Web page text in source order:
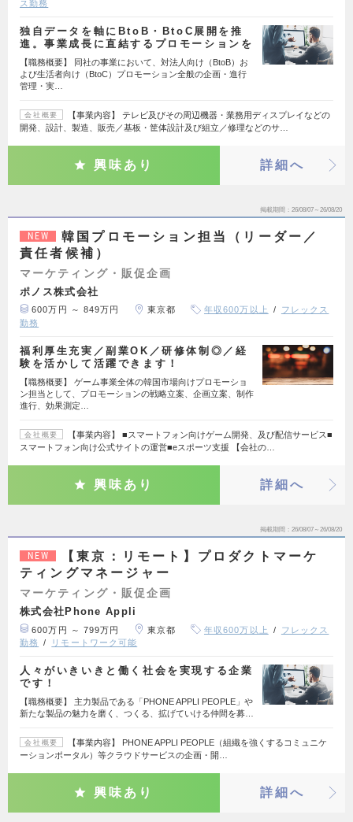
ス勤務
独自データを軸にBtoB・BtoC展開を推
進。事業成長に直結するプロモーションを
【職務概要】 同社の事業において、対法人向け（BtoB）お
よび生活者向け（BtoC）プロモーション全般の企画・進行
管理・実…
会社概要
【事業内容】 テレビ及びその周辺機器・業務用ディスプレイなどの
開発、設計、製造、販売／基板・筐体設計及び組立／修理などのサ…
興味あり 詳細へ
掲載期間 26/08/07～26/08/20
NEW
韓国プロモーション担当（リーダー／
責任者候補）
マーケティング・販促企画
ポノス株式会社
600万円 ～ 849万円 東京都 年収600万以上
フレックス
勤務
福利厚生充実／副業OK／研修体制◎／経
験を活かして活躍できます！
【職務概要】 ゲーム事業全体の韓国市場向けプロモーショ
ン担当として、プロモーションの戦略立案、企画立案、制作
進行、効果測定…
会社概要
【事業内容】 ■スマートフォン向けゲーム開発、及び配信サービス■
スマートフォン向け公式サイトの運営■eスポーツ支援 【会社の…
興味あり 詳細へ
掲載期間 26/08/07～26/08/20
NEW
【東京：リモート】プロダクトマーケ
ティングマネージャー
マーケティング・販促企画
株式会社Phone Appli
600万円 ～ 799万円 東京都 年収600万以上
フレックス
勤務
リモートワーク可能
人々がいきいきと働く社会を実現する企業
です！
【職務概要】 主力製品である「PHONE APPLI PEOPLE」や
新たな製品の魅力を磨く、つくる、拡げていける仲間を募…
会社概要
【事業内容】 PHONE APPLI PEOPLE（組織を強くするコミュニケ
ーションポータル）等クラウドサービスの企画・開…
興味あり 詳細へ